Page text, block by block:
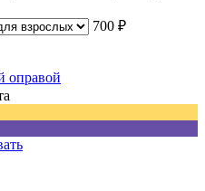
700 ₽
оправой